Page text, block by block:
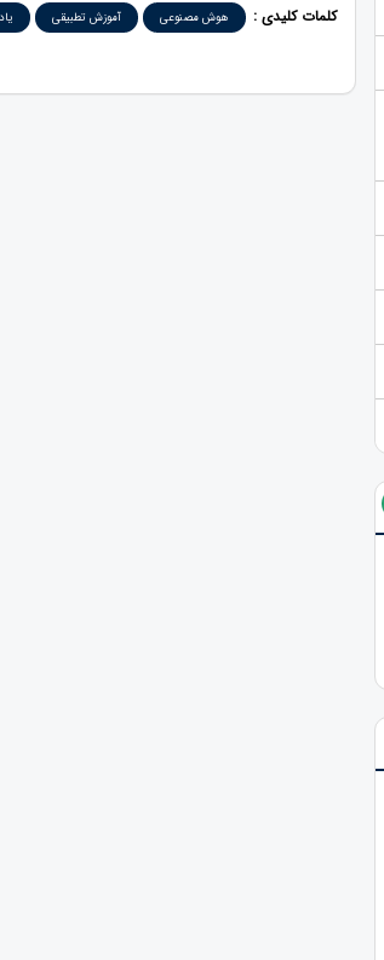
کلمات کلیدی : هوش مصنوعی آموزش تطبیقی